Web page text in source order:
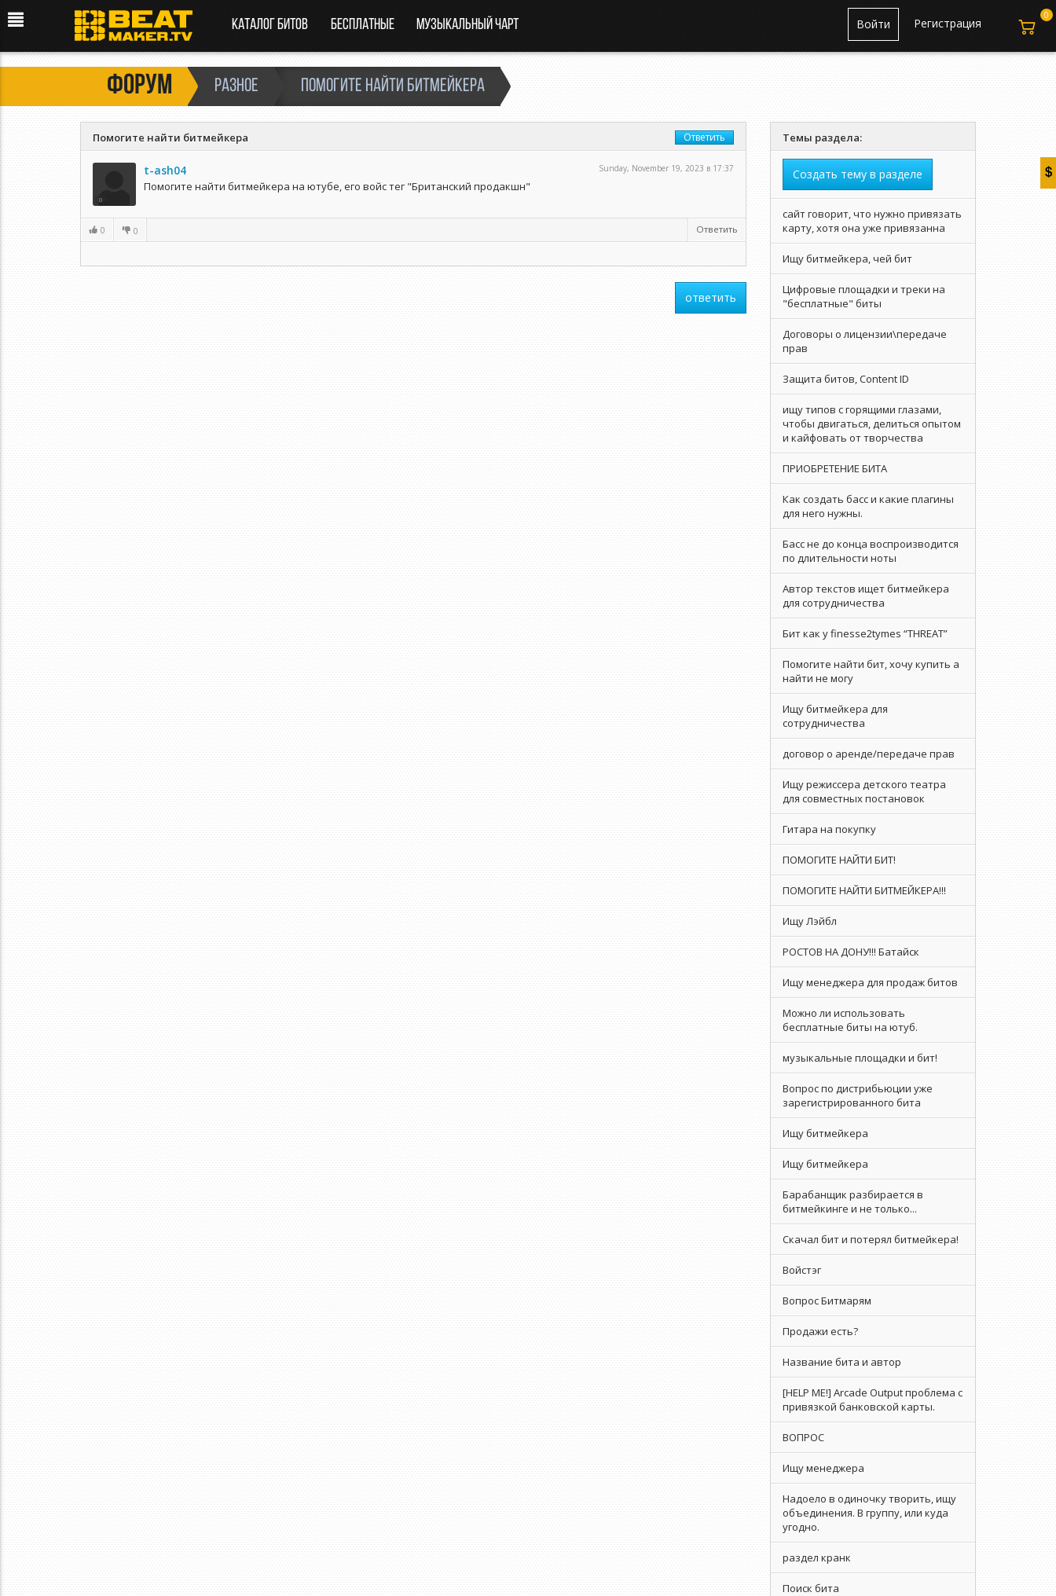
Каталог битов Бесплатные Музыкальный чарт Регистрация
Войти
Форум РАЗНОЕ Помогите найти битмейкера
Помогите найти битмейкера Ответить
0
t-ash04 Sunday, November 19, 2023 в 17:37
Помогите найти битмейкера на ютубе, его войс тег "Британский продакшн"
0 0 Ответить
ответить
Темы раздела:
Создать тему в разделе
сайт говорит, что нужно привязать
карту, хотя она уже привязанна
Ищу битмейкера, чей бит
Цифровые площадки и треки на
"бесплатные" биты
Договоры о лицензии\передаче
прав
Защита битов, Content ID
ищу типов с горящими глазами,
чтобы двигаться, делиться опытом
и кайфовать от творчества
ПРИОБРЕТЕНИЕ БИТА
Как создать басс и какие плагины
для него нужны.
Басс не до конца воспроизводится
по длительности ноты
Автор текстов ищет битмейкера
для сотрудничества
Бит как у finesse2tymes “THREAT”
Помогите найти бит, хочу купить а
найти не могу
Ищу битмейкера для
сотрудничества
договор о аренде/передаче прав
Ищу режиссера детского театра
для совместных постановок
Гитара на покупку
ПОМОГИТЕ НАЙТИ БИТ!
ПОМОГИТЕ НАЙТИ БИТМЕЙКЕРА!!!
Ищу Лэйбл
РОСТОВ НА ДОНУ!!! Батайск
Ищу менеджера для продаж битов
Можно ли использовать
бесплатные биты на ютуб.
музыкальные площадки и бит!
Вопрос по дистрибьюции уже
зарегистрированного бита
Ищу битмейкера
Ищу битмейкера
Барабанщик разбирается в
битмейкинге и не только...
Скачал бит и потерял битмейкера!
Войстэг
Вопрос Битмарям
Продажи есть?
Название бита и автор
[HELP ME!] Arcade Output проблема с
привязкой банковской карты.
ВОПРОС
Ищу менеджера
Надоело в одиночку творить, ищу
объединения. В группу, или куда
угодно.
раздел кранк
Поиск бита
0